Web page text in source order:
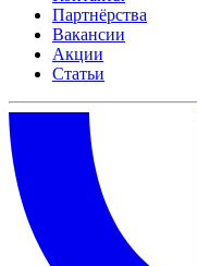
Партнёрства
Вакансии
Акции
Статьи